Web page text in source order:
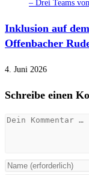
Inklusion auf
Offenbacher
4. Juni 2026
Schreibe einen
Kommentar
Gib